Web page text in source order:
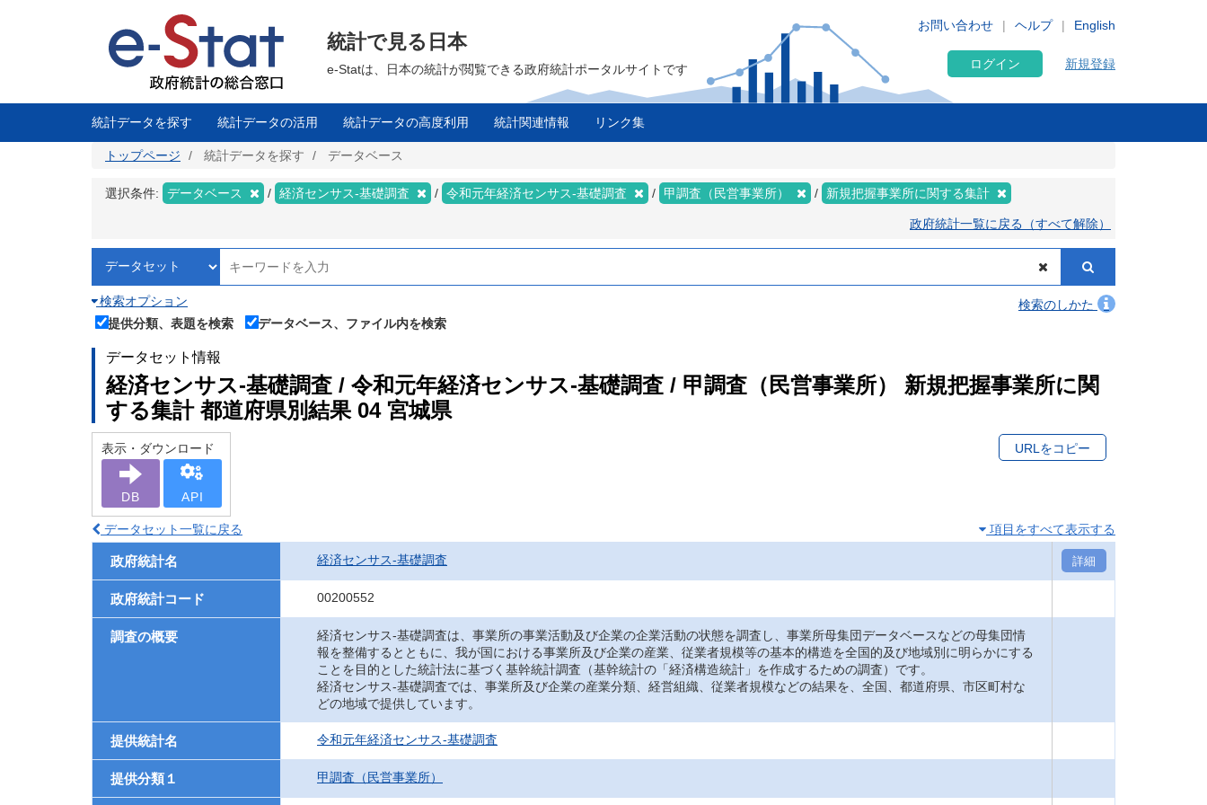
に
English
お問い合わせ ヘルプ
統計で見る日本
e-Statは、日本の統計が閲覧できる政府統計ポータルサイトです ログイン 新規登録
統計データを探す 統計データの活用 統計データの高度利用 統計関連情報 リンク集
トップページ 統計データを探す データベース
選択条件: データベース 経済センサス‐基礎調査 令和元年経済センサス‐基礎調査 甲調査（民営事業所） 新規把握事業所に関する集計
政府統計一覧に戻る（すべて解除）
検索オプション
検索のしかた
提供分類、表題を検索
データベース、ファイル内を検索
データセット情報
経済センサス‐基礎調査 / 令和元年経済センサス‐基礎調査 / 甲調査（民営事業所） 新規把握事業所に関
する集計 都道府県別結果 04 宮城県
表示・ダウンロード
DB API
URLをコピー
データセット一覧に戻る 項目をすべて表示する
政府統計名 経済センサス‐基礎調査 詳細
政府統計コード 00200552
調査の概要
経済センサス‐基礎調査は、事業所の事業活動及び企業の企業活動の状態を調査し、事業所母集団データベースなどの母集団情
報を整備するとともに、我が国における事業所及び企業の産業、従業者規模等の基本的構造を全国的及び地域別に明らかにする
ことを目的とした統計法に基づく基幹統計調査（基幹統計の「経済構造統計」を作成するための調査）です。
経済センサス‐基礎調査では、事業所及び企業の産業分類、経営組織、従業者規模などの結果を、全国、都道府県、市区町村な
どの地域で提供しています。
提供統計名 令和元年経済センサス‐基礎調査
提供分類１ 甲調査（民営事業所）